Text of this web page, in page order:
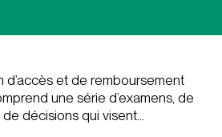
d’accès et de remboursement
une série d’examens, de
décisions qui visent...